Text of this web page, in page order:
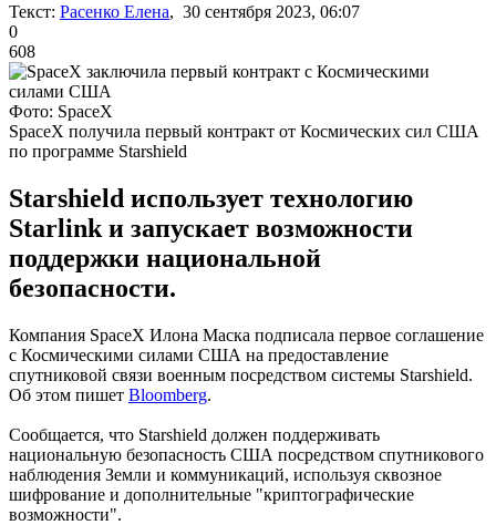
Текст: Расенко Елена, 30 сентября 2023, 06:07
0
608
Фото: SpaceX
SpaceX получила первый контракт от Космических сил США
по программе Starshield
Starshield использует технологию
Starlink и запускает возможности
поддержки национальной
безопасности.
Компания SpaceX Илона Маска подписала первое соглашение
с Космическими силами США на предоставление
спутниковой связи военным посредством системы Starshield.
Об этом пишет Bloomberg.
Сообщается, что Starshield должен поддерживать
национальную безопасность США посредством спутникового
наблюдения Земли и коммуникаций, используя сквозное
шифрование и дополнительные "криптографические
возможности".